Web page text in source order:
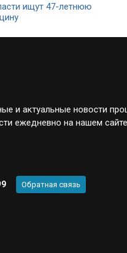
ищут 47-летнюю
и актуальные новости
ежедневно на нашем
Обратная связь